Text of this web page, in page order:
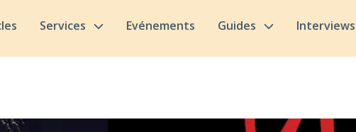
Services Evénements Guides Interviews